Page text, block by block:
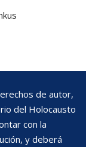
de autor,
del Holocausto
con la
y deberá